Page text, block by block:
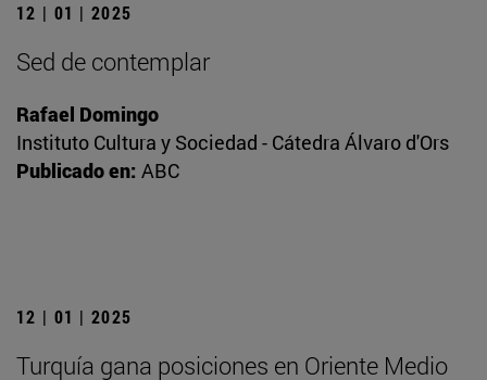
12 | 01 | 2025
Sed de contemplar
Rafael Domingo
Instituto Cultura y Sociedad - Cátedra Álvaro d'Ors
Publicado en: ABC
12 | 01 | 2025
Turquía gana posiciones en Oriente Medio